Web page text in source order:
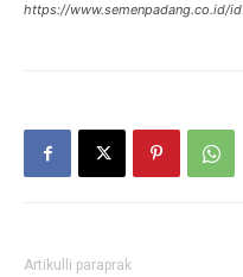
https://www.semenpadang.co.id/id
Artikulli paraprak